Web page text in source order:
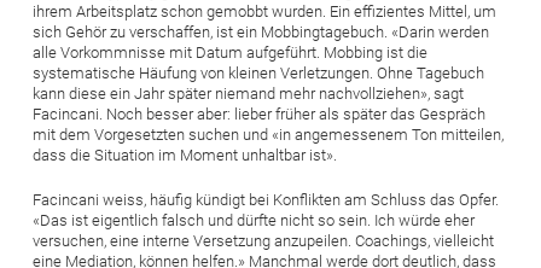
ihrem Arbeitsplatz schon gemobbt wurden. Ein effizientes Mittel, um
sich Gehör zu verschaffen, ist ein Mobbing­tagebuch. «Darin werden
alle Vorkommnisse mit Datum aufgeführt. Mobbing ist die
systematische Häufung von kleinen Verletzungen. Ohne Tagebuch
kann diese ein Jahr später niemand mehr nachvollziehen», sagt
Facincani. Noch besser aber: lieber früher als später das Gespräch
mit dem Vorgesetzten suchen und «in angemessenem Ton mitteilen,
dass die Situation im Moment unhaltbar ist».
Facincani weiss, häufig kündigt bei Konflikten am Schluss das Opfer.
«Das ist eigentlich falsch und dürfte nicht so sein. Ich würde eher
versuchen, eine interne Versetzung anzupeilen. Coachings, ­vielleicht
eine Mediation, können helfen.» Manchmal werde dort deutlich, dass